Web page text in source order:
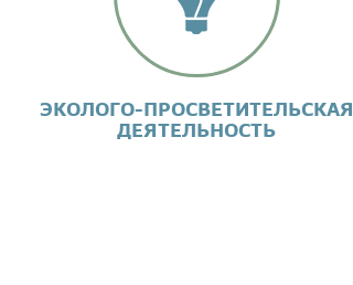
ЭКОЛОГО-ПРОСВЕТИТЕЛЬСКАЯ
ДЕЯТЕЛЬНОСТЬ